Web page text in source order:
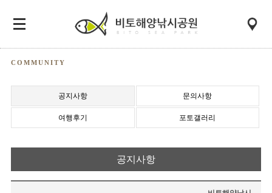
COMMUNITY
공지사항 문의사항
여행후기 포토갤러리
공지사항